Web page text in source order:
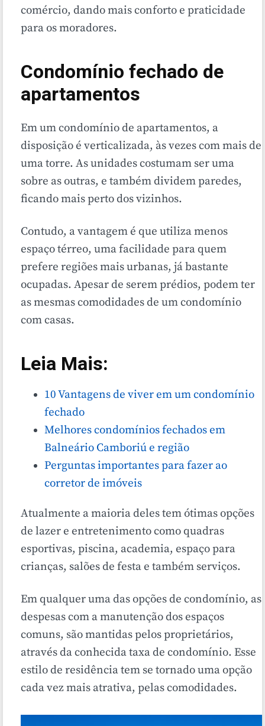
comércio, dando mais conforto e praticidade
para os moradores.
Condomínio fechado de
apartamentos
Em um condomínio de apartamentos, a
disposição é verticalizada, às vezes com mais de
uma torre. As unidades costumam ser uma
sobre as outras, e também dividem paredes,
ficando mais perto dos vizinhos.
Contudo, a vantagem é que utiliza menos
espaço térreo, uma facilidade para quem
prefere regiões mais urbanas, já bastante
ocupadas. Apesar de serem prédios, podem ter
as mesmas comodidades de um condomínio
com casas.
Leia Mais:
10 Vantagens de viver em um condomínio
fechado
Melhores condomínios fechados em
Balneário Camboriú e região
Perguntas importantes para fazer ao
corretor de imóveis
Atualmente a maioria deles tem ótimas opções
de lazer e entretenimento como quadras
esportivas, piscina, academia, espaço para
crianças, salões de festa e também serviços.
Em qualquer uma das opções de condomínio, as
despesas com a manutenção dos espaços
comuns, são mantidas pelos proprietários,
através da conhecida taxa de condomínio. Esse
estilo de residência tem se tornado uma opção
cada vez mais atrativa, pelas comodidades.